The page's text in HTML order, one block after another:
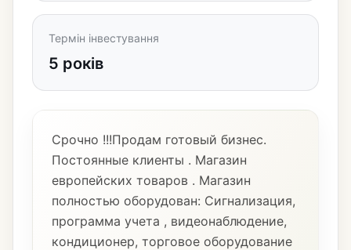
Термін інвестування
5 років
Срочно !!!Продам готовый бизнес.
Постоянные клиенты . Магазин
европейских товаров . Магазин
полностью оборудован: Сигнализация,
программа учета , видеонаблюдение,
кондиционер, торговое оборудование